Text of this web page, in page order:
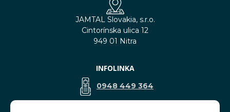
JAMTAL Slovakia, s.r.o.
Cintorínska ulica 12
949 01 Nitra
INFOLINKA
0948 449 364